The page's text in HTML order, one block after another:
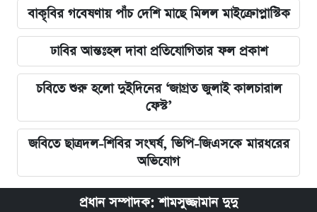
বাকৃবির গবেষণায় পাঁচ দেশি মাছে মিলল মাইক্রোপ্লাস্টিক
ঢাবির আন্তঃহল দাবা প্রতিযোগিতার ফল প্রকাশ
চবিতে শুরু হলো দুইদিনের ‘জাগ্রত জুলাই কালচারাল
ফেস্ট’
জবিতে ছাত্রদল-শিবির সংঘর্ষ, ভিপি-জিএসকে মারধরের
অভিযোগ
প্রধান সম্পাদক: শামসুজ্জামান দুদু